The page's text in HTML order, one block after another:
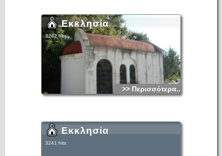
Εκκλησία
3242 hits
>> Περισσότερα...
Εκκλησία
3241 hits